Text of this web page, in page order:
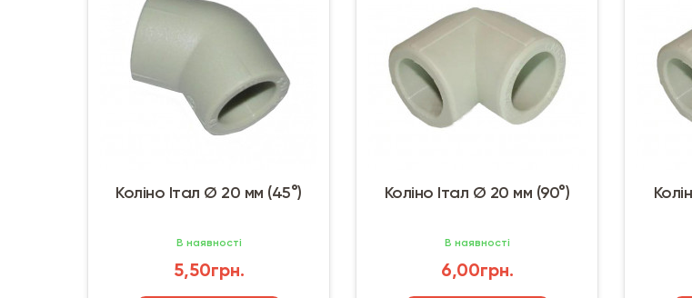
Коліно Італ Ø 20 мм (45°)
В наявності
5,50грн.
Коліно Італ Ø 20 мм (90°)
В наявності
6,00грн.